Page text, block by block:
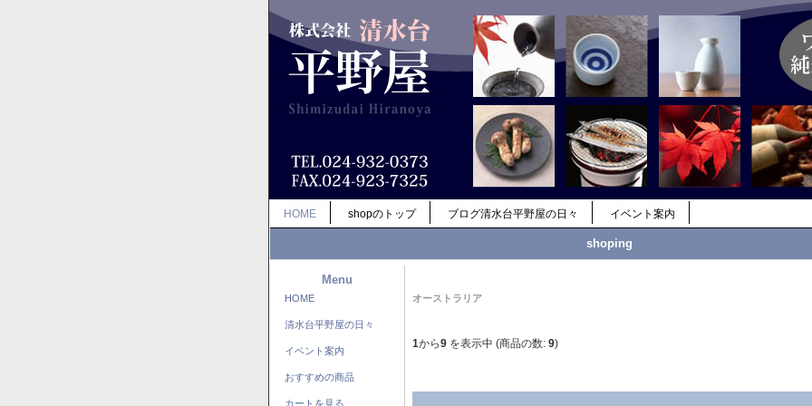
HOME shopのトップ ブログ清水台平野屋の日々 イベント案内
shoping
Menu
HOME
清水台平野屋の日々
イベント案内
おすすめの商品
カートを見る
オーストラリア
1から9 を表示中 (商品の数: 9)